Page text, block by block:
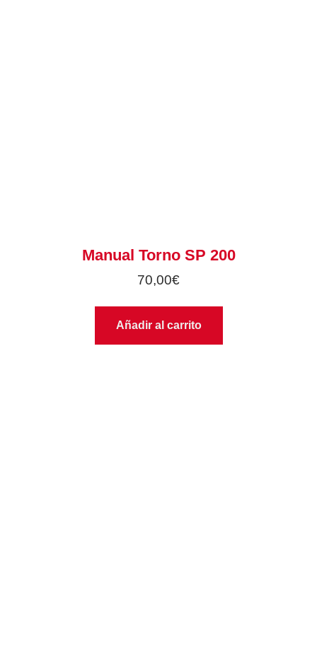
Manual Torno SP 200
70,00€
Añadir al carrito